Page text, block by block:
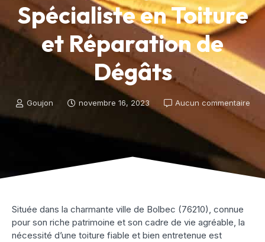
Spécialiste en Toiture
et Réparation de
Dégâts
Goujon novembre 16, 2023 Aucun commentaire
Située dans la charmante ville de Bolbec (76210), connue
pour son riche patrimoine et son cadre de vie agréable, la
nécessité d’une toiture fiable et bien entretenue est